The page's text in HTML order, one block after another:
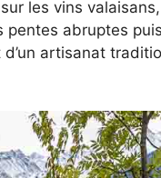
les vins
pentes abruptes
artisanat